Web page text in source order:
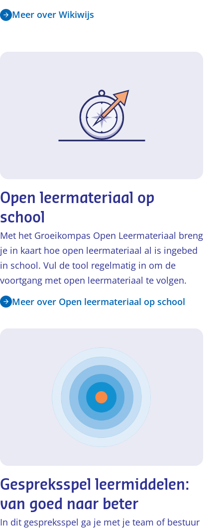
Meer over Wikiwijs
Open leermateriaal op
school
Met het Groeikompas Open Leermateriaal breng
je in kaart hoe open leermateriaal al is ingebed
in school. Vul de tool regelmatig in om de
voortgang met open leermateriaal te volgen.
Meer over Open leermateriaal op school
Gespreksspel leermiddelen:
van goed naar beter
In dit gespreksspel ga je met je team of bestuur